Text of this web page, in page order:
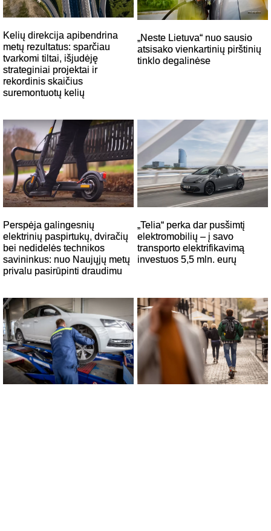
Kelių direkcija apibendrina
metų rezultatus: sparčiau
tvarkomi tiltai, išjudėję
strateginiai projektai ir
rekordinis skaičius
suremontuotų kelių
„Neste Lietuva“ nuo sausio
atsisako vienkartinių pirštinių
tinklo degalinėse
Perspėja galingesnių
elektrinių paspirtukų, dviračių
bei nedidelės technikos
savininkus: nuo Naujųjų metų
privalu pasirūpinti draudimu
„Telia“ perka dar pusšimtį
elektromobilių – į savo
transporto elektrifikavimą
investuos 5,5 mln. eurų